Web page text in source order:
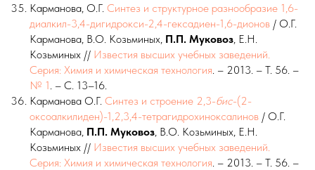
Карманова, О.Г. Синтез и структурное разнообразие 1,6-
диалкил-3,4-дигидрокси-2,4-гексадиен-1,6-дионов / О.Г.
Карманова, В.О. Козьминых, П.П. Муковоз, Е.Н.
Козьминых // Известия высших учебных заведений.
Серия: Химия и химическая технология. – 2013. – Т. 56. –
№ 1. – С. 13–16.
Карманова О.Г. Синтез и строение 2,3-бис-(2-
оксоалкилиден)-1,2,3,4-тетрагидрохиноксалинов / О.Г.
Карманова, П.П. Муковоз, В.О. Козьминых, Е.Н.
Козьминых // Известия высших учебных заведений.
Серия: Химия и химическая технология. – 2013. – Т. 56. –